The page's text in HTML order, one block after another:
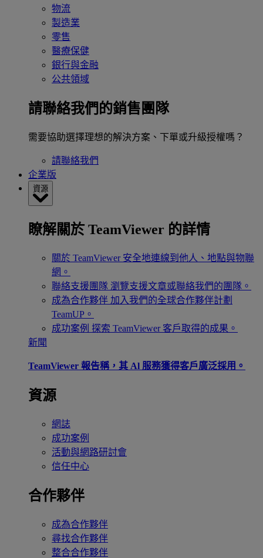
物流
製造業
零售
醫療保健
銀行與金融
公共領域
請聯絡我們的銷售團隊
需要協助選擇理想的解決方案、下單或升級授權嗎？
請聯絡我們
企業版
資源
瞭解關於 TeamViewer 的詳情
關於 TeamViewer 安全地連線到他人、地點與物聯
網。
聯絡支援團隊 瀏覽支援文章或聯絡我們的團隊。
成為合作夥伴 加入我們的全球合作夥伴計劃
TeamUP。
成功案例 探索 TeamViewer 客戶取得的成果。
新聞
TeamViewer 報告稱，其 Al 服務獲得客戶廣泛採用。
資源
網誌
成功案例
活動與網路研討會
信任中心
合作夥伴
成為合作夥伴
尋找合作夥伴
整合合作夥伴